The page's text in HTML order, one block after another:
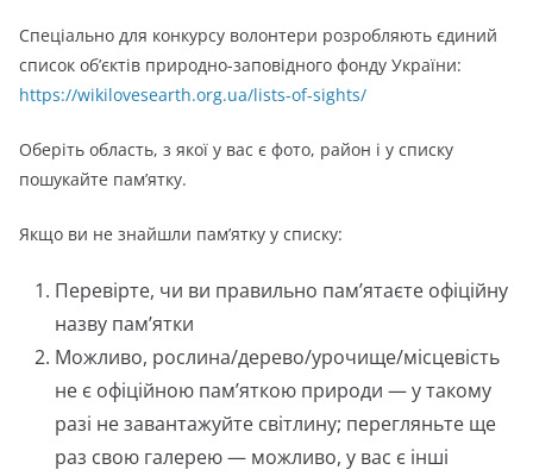
Спеціально для конкурсу волонтери розробляють єдиний
список об’єктів природно-заповідного фонду України:
https://wikilovesearth.org.ua/lists-of-sights/
Оберіть область, з якої у вас є фото, район і у списку
пошукайте пам’ятку.
Якщо ви не знайшли пам’ятку у списку:
Перевірте, чи ви правильно пам’ятаєте офіційну
назву пам’ятки
Можливо, рослина/дерево/урочище/місцевість
не є офіційною пам’яткою природи — у такому
разі не завантажуйте світлину; перегляньте ще
раз свою галерею — можливо, у вас є інші